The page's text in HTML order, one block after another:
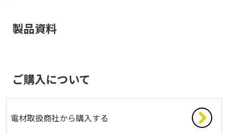
製品資料
ご購入について
電材取扱商社から購入する